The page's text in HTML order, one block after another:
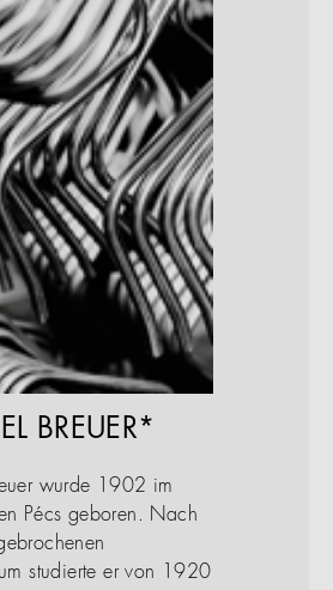
BREUER*
wurde 1902 im
Pécs geboren. Nach
studierte er von 1920